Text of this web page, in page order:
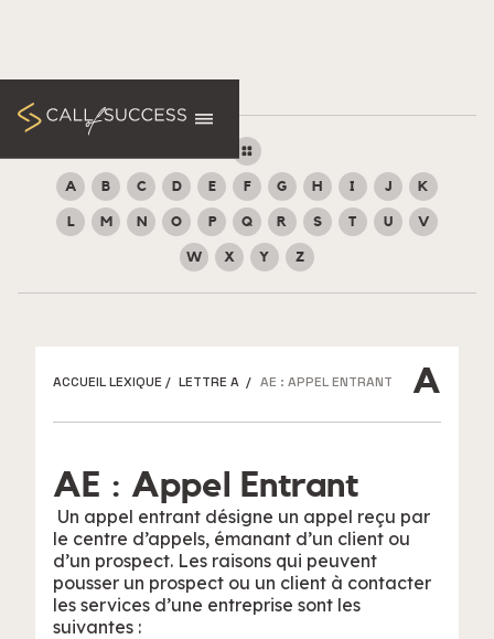
A B C D E F G H I J K
L M N O P Q R S T U V
W X Y Z
ACCUEIL LEXIQUE / LETTRE A / AE : APPEL ENTRANT A
AE : Appel Entrant
Un appel entrant désigne un appel reçu par
le centre d’appels, émanant d’un client ou
d’un prospect. Les raisons qui peuvent
pousser un prospect ou un client à contacter
les services d’une entreprise sont les
suivantes :